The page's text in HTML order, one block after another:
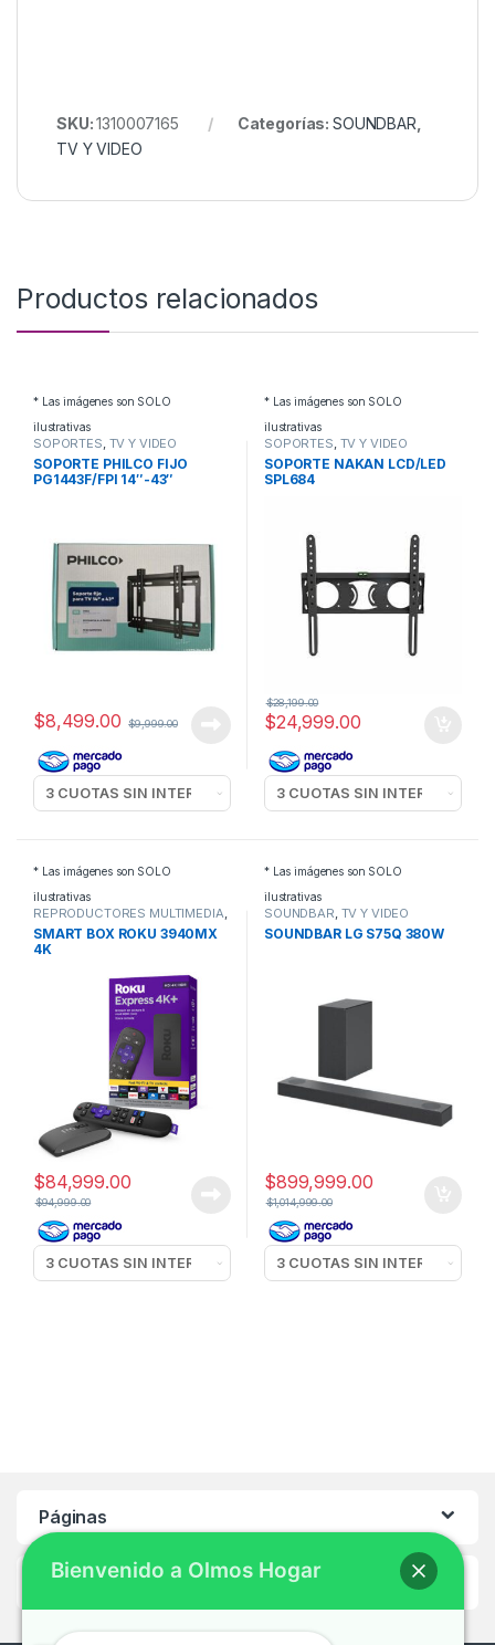
SKU:1310007165 Categorías: SOUNDBAR
TV Y VIDEO
Productos relacionados
* Las imágenes son SOLO
ilustrativas
SOPORTES, TV Y VIDEO
SOPORTE PHILCO FIJO
PG1443F/FPI 14″-43″
$8,499.00 $9,999.00
* Las imágenes son SOLO
ilustrativas
SOPORTES, TV Y VIDEO
SOPORTE NAKAN LCD/LED
SPL684
$24,999.00
$28,199.00
* Las imágenes son SOLO
ilustrativas
REPRODUCTORES MULTIMEDIA,
TV Y VIDEO
SMART BOX ROKU 3940MX
4K
$84,999.00
$94,999.00
* Las imágenes son SOLO
ilustrativas
SOUNDBAR, TV Y VIDEO
SOUNDBAR LG S75Q 380W
$899,999.00
$1,014,999.00
Páginas
Ayuda
Bienvenido a Olmos Hogar